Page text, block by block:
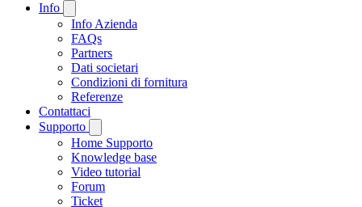
Info
Info Azienda
FAQs
Partners
Dati societari
Condizioni di fornitura
Referenze
Contattaci
Supporto
Home Supporto
Knowledge base
Video tutorial
Forum
Ticket